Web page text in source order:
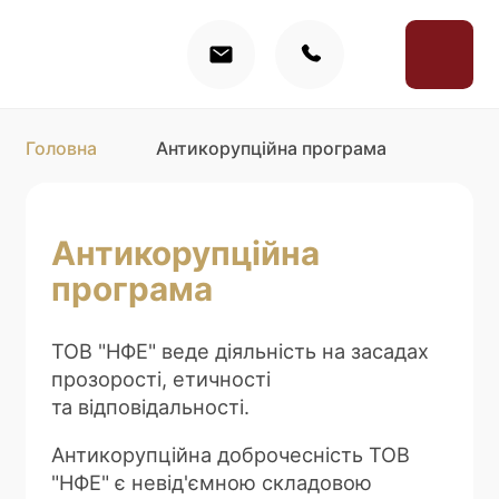
Головна Антикорупційна програма
Антикорупційна
програма
ТОВ "НФЕ" веде діяльність на засадах
прозорості, етичності
та відповідальності.
Антикорупційна доброчесність ТОВ
"НФЕ" є невід'ємною складовою